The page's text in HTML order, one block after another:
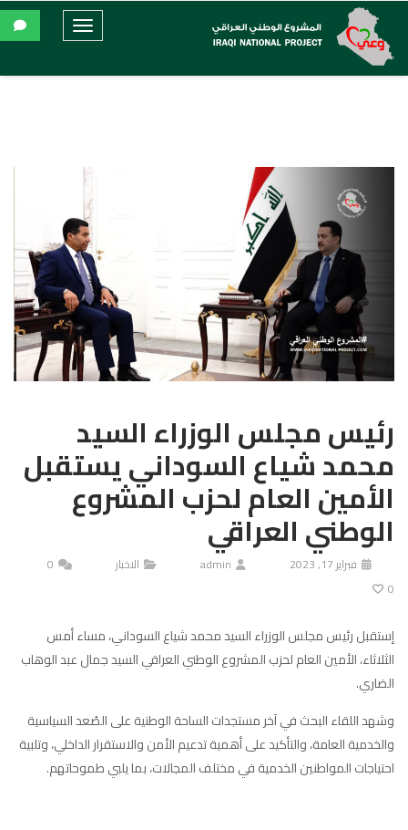
رئيس مجلس الوزراء السيد
محمد شياع السوداني يستقبل
الأمين العام لحزب المشروع
الوطني العراقي
فبراير 17, 2023 admin الاخبار
0
0
إستقبل رئيس مجلس الوزراء السيد محمد شياع السوداني، مساء أمس
الثلاثاء، الأمين العام لحزب المشروع الوطني العراقي السيد جمال عبد الوهاب
الضاري.
وشهد اللقاء البحث في آخر مستجدات الساحة الوطنية على الصُعد السياسية
والخدمية العامة، والتأكيد على أهمية تدعيم الأمن والاستقرار الداخلي، وتلبية
احتياجات المواطنين الخدمية في مختلف المجالات، بما يلبي طموحاتهم.